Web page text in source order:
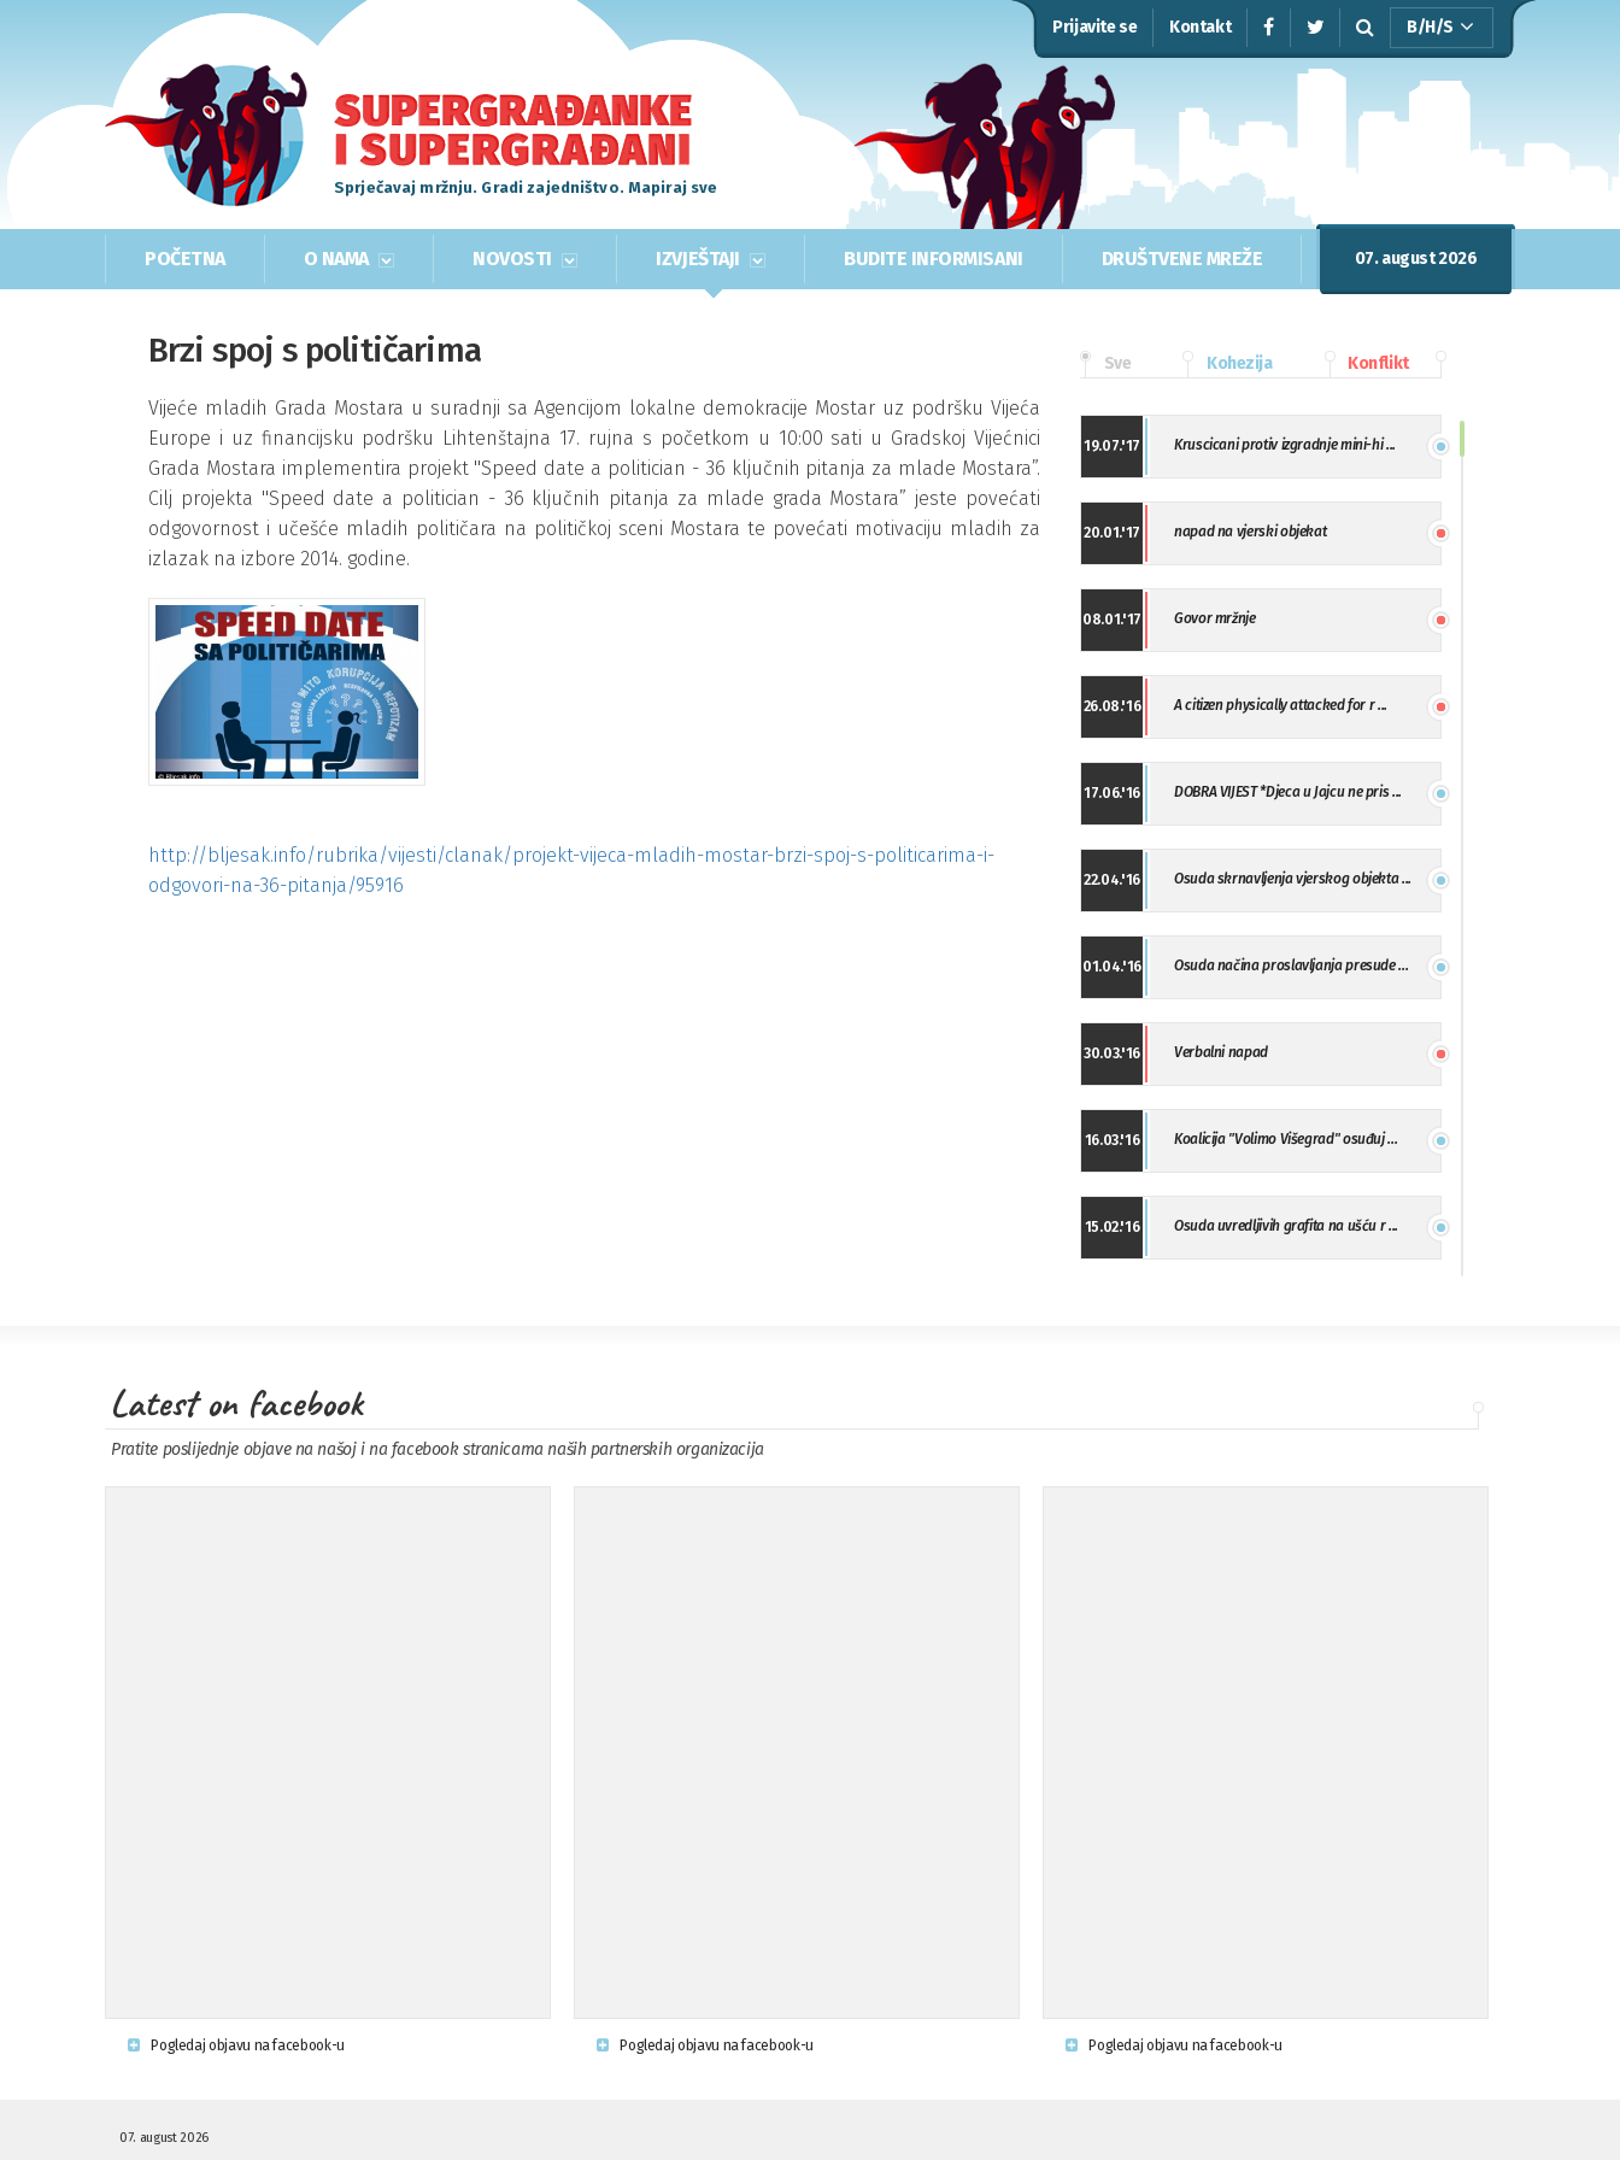
Prijavite se Kontakt B/H/S
Sprječavaj mržnju. Gradi zajedništvo. Mapiraj sve
POČETNA O NAMA NOVOSTI IZVJEŠTAJI BUDITE INFORMISANI DRUŠTVENE MREŽE 07. august 2026
Brzi spoj s političarima
Vijeće mladih Grada Mostara u suradnji sa Agencijom lokalne demokracije Mostar uz podršku Vijeća
Europe i uz financijsku podršku Lihtenštajna 17. rujna s početkom u 10:00 sati u Gradskoj Vijećnici
Grada Mostara implementira projekt ''Speed date a politician - 36 ključnih pitanja za mlade Mostara”.
Cilj projekta ''Speed date a politician - 36 ključnih pitanja za mlade grada Mostara” jeste povećati
odgovornost i učešće mladih političara na političkoj sceni Mostara te povećati motivaciju mladih za
izlazak na izbore 2014. godine.
http://bljesak.info/rubrika/vijesti/clanak/projekt-vijeca-mladih-mostar-brzi-spoj-s-politicarima-i-
odgovori-na-36-pitanja/95916
Sve Kohezija Konflikt
19.07.'17 Kruscicani protiv izgradnje mini-hi ...
20.01.'17 napad na vjerski objekat
08.01.'17 Govor mržnje
26.08.'16 A citizen physically attacked for r ...
17.06.'16 DOBRA VIJEST *Djeca u Jajcu ne pris ...
22.04.'16 Osuda skrnavljenja vjerskog objekta ...
01.04.'16 Osuda načina proslavljanja presude ...
30.03.'16 Verbalni napad
16.03.'16 Koalicija "Volimo Višegrad" osuđuj ...
15.02.'16 Osuda uvredljivih grafita na ušću r ...
09.11.'15 Osuda incidenta tokom dženaze na Pe ...
Latest on facebook
Pratite poslijednje objave na našoj i na facebook stranicama naših partnerskih organizacija
Pogledaj objavu na facebook-u Pogledaj objavu na facebook-u Pogledaj objavu na facebook-u
07. august 2026